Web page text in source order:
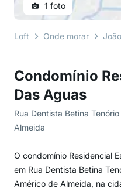
Condomínio
Das Aguas
Rua Dentista Betina
Almeida
O condomínio Residencial
em Rua Dentista Betina
Américo de Almeida, na
1 foto
Loft Onde morar